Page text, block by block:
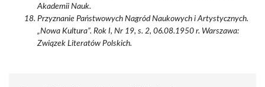
Akademii Nauk.
Przyznanie Państwowych Nagród Naukowych i Artystycznych.
„Nowa Kultura”. Rok I, Nr 19, s. 2, 06.08.1950 r. Warszawa:
Związek Literatów Polskich.